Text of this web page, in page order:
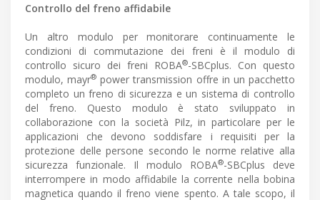
Controllo del freno affidabile
Un altro modulo per monitorare continuamente le
condizioni di commutazione dei freni è il modulo di
controllo sicuro dei freni ROBA®-SBCplus. Con questo
modulo, mayr® power transmission offre in un pacchetto
completo un freno di sicurezza e un sistema di controllo
del freno. Questo modulo è stato sviluppato in
collaborazione con la società Pilz, in particolare per le
applicazioni che devono soddisfare i requisiti per la
protezione delle persone secondo le norme relative alla
sicurezza funzionale. Il modulo ROBA®-SBCplus deve
interrompere in modo affidabile la corrente nella bobina
magnetica quando il freno viene spento. A tale scopo, il